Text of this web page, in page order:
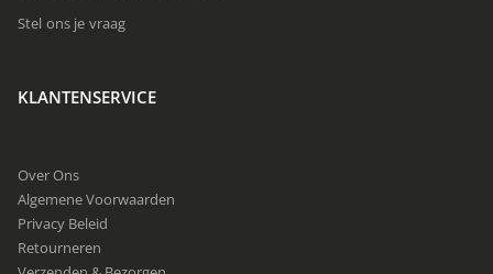
Stel ons je vraag
KLANTENSERVICE
Over Ons
Algemene Voorwaarden
Privacy Beleid
Retourneren